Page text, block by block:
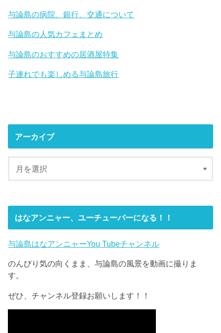
与論島の病院、銀行、交通について
与論島の人気カフェまとめ
与論島のおすすめの居酒屋特集
子連れでも楽しめる与論島旅行
アーカイブ
はなアンニャー、ユーチューバーになる！！
与論島はなアンニャーYou Tubeチャンネル
のんびり気の向くまま、与論島の風景を動画に撮りま
す。
ぜひ、チャンネル登録お願いします！！